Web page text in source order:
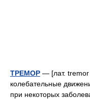
ТРЕМОР — [лат.
колебательные
при некоторых